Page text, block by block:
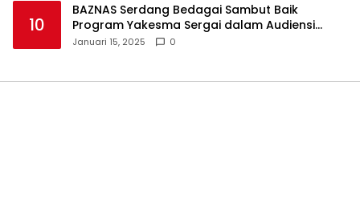
10
BAZNAS Serdang Bedagai Sambut Baik
Program Yakesma Sergai dalam Audiensi
Perkenalan Pengurus Baru
Januari 15, 2025 0